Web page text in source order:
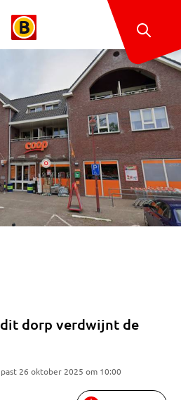
dorp verdwijnt de
26 oktober 2025 om 10:00